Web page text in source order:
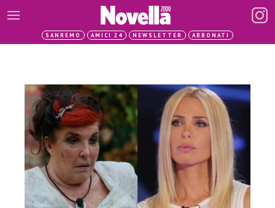
SANREMO AMICI 24 NEWSLETTER ABBONATI